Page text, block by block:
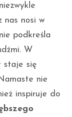
nas nosi w
podkreśla
W
staje się
nie
inspiruje do